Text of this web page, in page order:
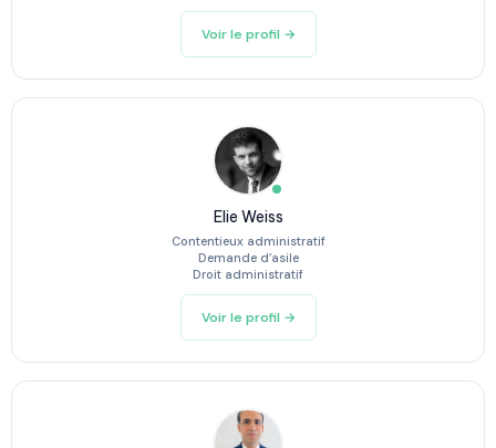
Voir le profil →
Elie Weiss
Contentieux administratif
Demande d’asile
Droit administratif
Voir le profil →